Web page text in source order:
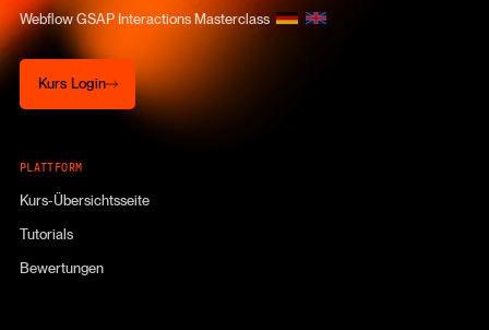
Webflow GSAP Interactions Masterclass
Kurs Login
Kurs Login
PLATTFORM
Kurs-Übersichtsseite
Tutorials
Bewertungen